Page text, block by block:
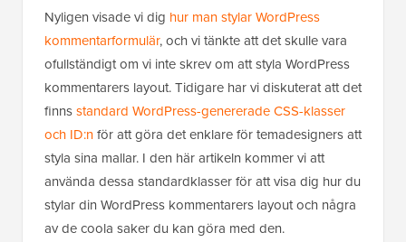
Nyligen visade vi dig hur man stylar WordPress
kommentarformulär, och vi tänkte att det skulle vara
ofullständigt om vi inte skrev om att styla WordPress
kommentarers layout. Tidigare har vi diskuterat att det
finnsstandard WordPress-genererade CSS-klasser
och ID:nför att göra det enklare för temadesigners att
styla sina mallar. I den här artikeln kommer vi att
använda dessa standardklasser för att visa dig hur du
stylar din WordPress kommentarers layout och några
av de coola saker du kan göra med den.